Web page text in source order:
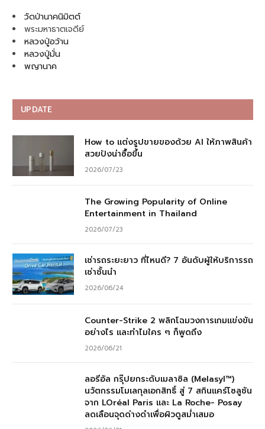
วัดป่านาคนิมิตต์
พระมหาธาตเจดีย์
หลวงปู่อว้าน
หลวงปู่มั่น
พญานาค
UPDATE
How to แต่งรูปขายของด้วย AI ให้ภาพสินค้า
สวยปังน่าซื้อขึ้น
2026/07/23
The Growing Popularity of Online
Entertainment in Thailand
2026/07/23
เช่ารถระยะยาว ที่ไหนดี? 7 อันดับผู้ให้บริการรถ
เช่าชั้นนำ
2026/06/24
Counter-Strike 2 พลิกโฉมวงการเกมแข่งขัน
อย่างไร และทำไมใคร ๆ ก็พูดถึง
2026/06/21
ลอรีอัล กรุ๊ปยกระดับเมลาซิล (Melasyl™)
นวัตกรรมโมเลกุลเอกสิทธิ์ สู่ 7 สกินแคร์โซลูชัน
จาก LOréal Paris และ La Roche- Posay
ลดเลือนจุดด่างดำเพื่อผิวดูสม่ำเสมอ